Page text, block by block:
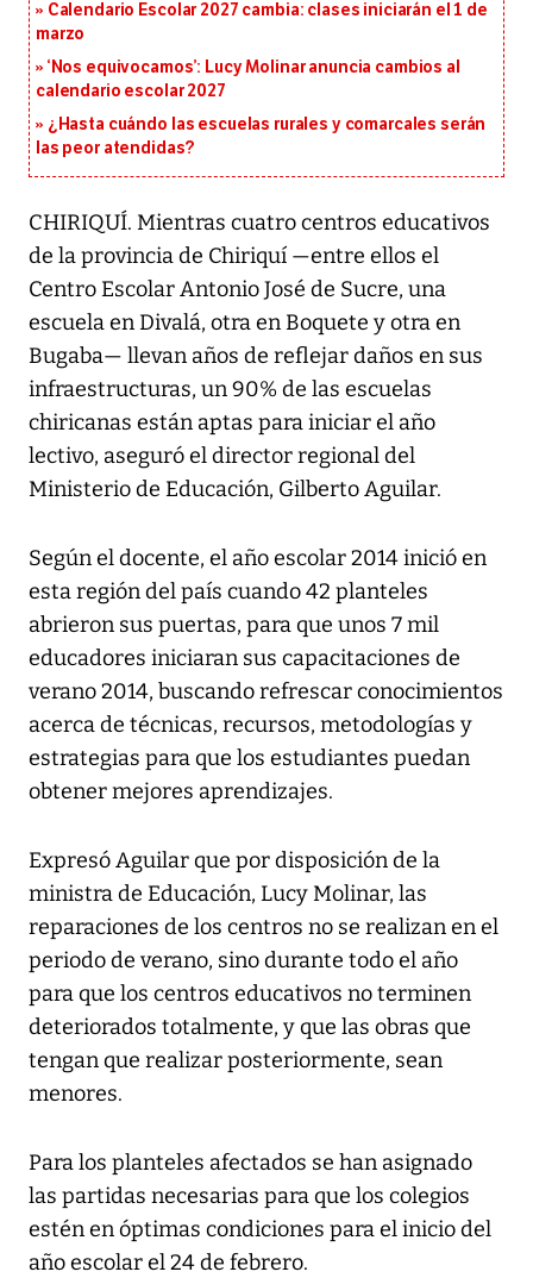
Calendario Escolar 2027 cambia: clases iniciarán el 1 de
marzo
‘Nos equivocamos’: Lucy Molinar anuncia cambios al
calendario escolar 2027
¿Hasta cuándo las escuelas rurales y comarcales serán
las peor atendidas?
CHIRIQUÍ. Mientras cuatro centros educativos
de la provincia de Chiriquí —entre ellos el
Centro Escolar Antonio José de Sucre, una
escuela en Divalá, otra en Boquete y otra en
Bugaba— llevan años de reflejar daños en sus
infraestructuras, un 90% de las escuelas
chiricanas están aptas para iniciar el año
lectivo, aseguró el director regional del
Ministerio de Educación, Gilberto Aguilar.
Según el docente, el año escolar 2014 inició en
esta región del país cuando 42 planteles
abrieron sus puertas, para que unos 7 mil
educadores iniciaran sus capacitaciones de
verano 2014, buscando refrescar conocimientos
acerca de técnicas, recursos, metodologías y
estrategias para que los estudiantes puedan
obtener mejores aprendizajes.
Expresó Aguilar que por disposición de la
ministra de Educación, Lucy Molinar, las
reparaciones de los centros no se realizan en el
periodo de verano, sino durante todo el año
para que los centros educativos no terminen
deteriorados totalmente, y que las obras que
tengan que realizar posteriormente, sean
menores.
Para los planteles afectados se han asignado
las partidas necesarias para que los colegios
estén en óptimas condiciones para el inicio del
año escolar el 24 de febrero.